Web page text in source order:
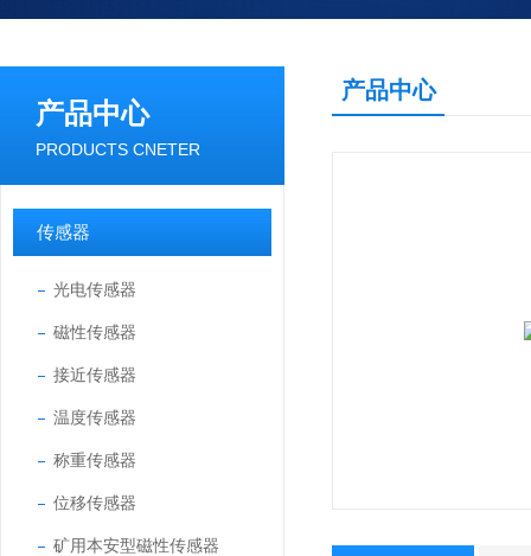
产品中心
PRODUCTS CNETER
传感器
光电传感器
磁性传感器
接近传感器
温度传感器
称重传感器
位移传感器
矿用本安型磁性传感器
产品中心